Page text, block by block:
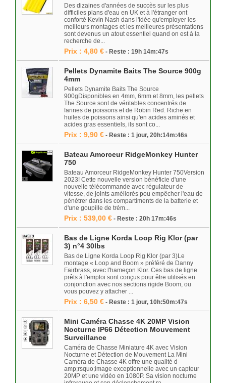
Des dizaines d'années de succès sur les plus
difficiles plans d'eau en UK et à l'étranger ont
conforté Kevin Nash dans l'idée qu'employer les
meilleurs montages et les meilleures présentations
sont devenus un atout essentiel quand on est à la
recherche de...
Prix : 4,80 € - Reste : 19h 14m:47s
Pellets Dynamite Baits The Source 900g
4mm
Pellets Dynamite Baits The Source
900gDisponibles en 4mm, 6mm et 8mm, les pellets
The Source sont de véritables concentrés de
farines de poissons et de Robin Red. Riche en
huiles de poissons ainsi qu'en acides aminés et
acides gras essentiels, ils sont co...
Prix : 9,90 € - Reste : 1 jour, 20h:14m:46s
Bateau Amorceur RidgeMonkey Hunter
750
Bateau Amorceur RidgeMonkey Hunter 750Version
2023! Cette nouvelle version bénéficie d'une
nouvelle télécommande avec régulateur de
vitesse, de joints améliorés pou empêcher l'eau de
pénétrer dans les compartiments de la batterie et
d'une goupille de trém...
Prix : 539,00 € - Reste : 20h 17m:46s
Bas de Ligne Korda Loop Rig Klor (par
3) n°4 30lbs
Bas de Ligne Korda Loop Rig Klor (par 3)Le
montage « Loop and Boom » préféré de Danny
Fairbrass, avec l'hameçon Klor. Ces bas de ligne
prêts à l'emploi sont conçus pour être utilisés en
conjonction avec nos sections rigide Boom, ou
vous pouvez y attacher ...
Prix : 6,50 € - Reste : 1 jour, 10h:50m:47s
Mini Caméra Chasse 4K 20MP Vision
Nocturne IP66 Détection Mouvement
Surveillance
Caméra de Chasse Miniature 4K avec Vision
Nocturne et Détection de Mouvement La Mini
Caméra de Chasse 4K offre une qualité d-
amp;rsquo;image exceptionnelle avec un capteur
20MP et une vidéo en 1080P. Sa vision nocturne